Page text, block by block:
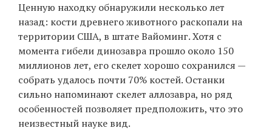
Ценную находку обнаружили несколько лет
назад: кости древнего животного раскопали на
территории США, в штате Вайоминг. Хотя с
момента гибели динозавра прошло около 150
миллионов лет, его скелет хорошо сохранился —
собрать удалось почти 70% костей. Останки
сильно напоминают скелет аллозавра, но ряд
особенностей позволяет предположить, что это
неизвестный науке вид.